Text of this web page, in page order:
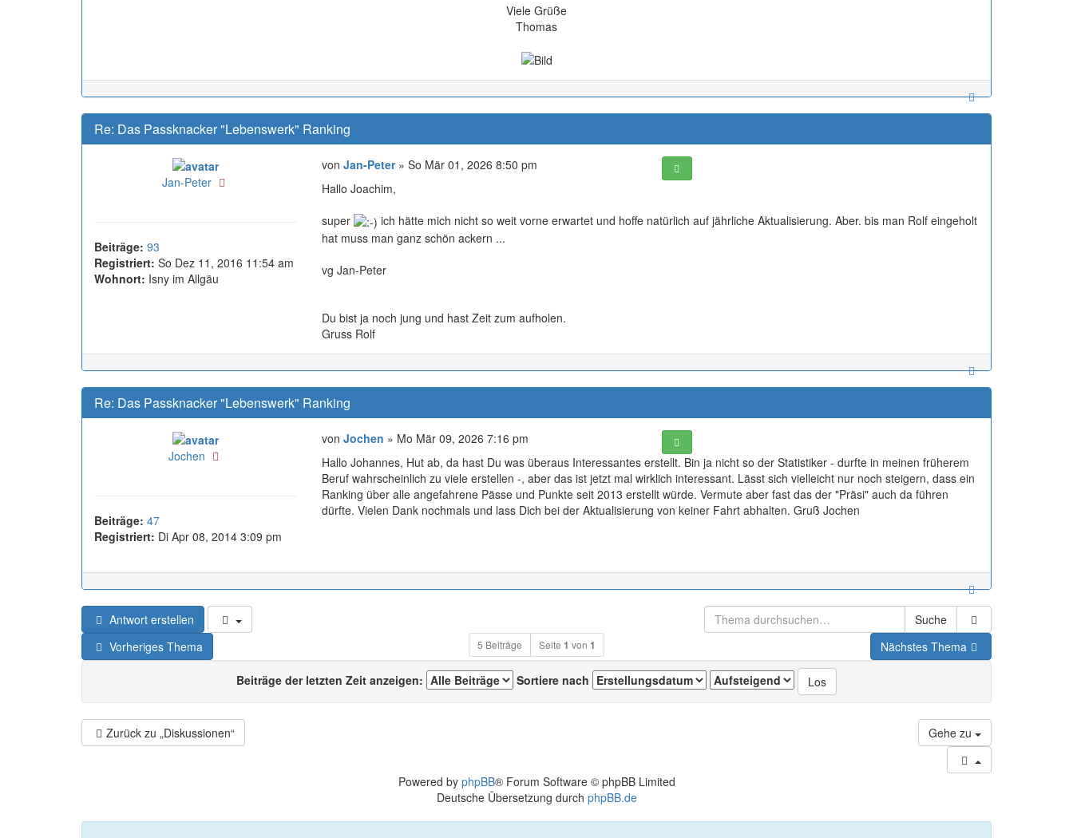
Viele Grüße
Thomas
Re: Das Passknacker "Lebenswerk" Ranking
Jan-Peter
Beiträge: 93
Registriert: So Dez 11, 2016 11:54 am
Wohnort: Isny im Allgäu
von Jan-Peter» So Mär 01, 2026 8:50 pm
Hallo Joachim,
super
ich hätte mich nicht so weit vorne erwartet und hoffe natürlich auf jährliche Aktualisierung. Aber. bis man Rolf eingeholt
hat muss man ganz schön ackern ...
vg Jan-Peter
Du bist ja noch jung und hast Zeit zum aufholen.
Gruss Rolf
Re: Das Passknacker "Lebenswerk" Ranking
Jochen
Beiträge: 47
Registriert: Di Apr 08, 2014 3:09 pm
von Jochen » Mo Mär 09, 2026 7:16 pm
Hallo Johannes, Hut ab, da hast Du was überaus Interessantes erstellt. Bin ja nicht so der Statistiker - durfte in meinen früherem
Beruf wahrscheinlich zu viele erstellen -, aber das ist jetzt mal wirklich interessant. Lässt sich vielleicht nur noch steigern, dass ein
Ranking über alle angefahrene Pässe und Punkte seit 2013 erstellt würde. Vermute aber fast das der "Präsi" auch da führen
dürfte. Vielen Dank nochmals und lass Dich bei der Aktualisierung von keiner Fahrt abhalten. Gruß Jochen
Antwort erstellen
Suche
Vorheriges Thema
5 Beiträge Seite 1 von 1 Nächstes Thema
Beiträge der letzten Zeit anzeigen: Sortiere nach
Zurück zu „Diskussionen“ Gehe zu
Powered by phpBB® Forum Software © phpBB Limited
Deutsche Übersetzung durch phpBB.de